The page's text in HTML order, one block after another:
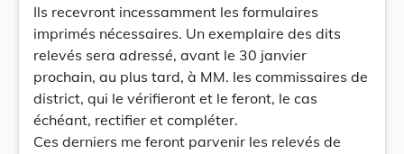
Ils recevront incessamment les formulaires
imprimés nécessaires. Un exemplaire des dits
relevés sera adressé, avant le 30 janvier
prochain, au plus tard, à MM. les commissaires de
district, qui le vérifieront et le feront, le cas
échéant, rectifier et compléter.
Ces derniers me feront parvenir les relevés de